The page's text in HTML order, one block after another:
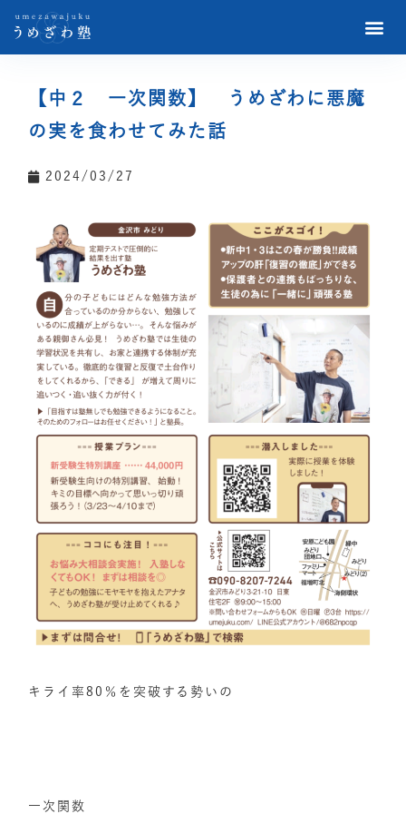
【中２ 一次関数】 うめざわに悪魔
の実を食わせてみた話
2024/03/27
キライ率80％を突破する勢いの
一次関数